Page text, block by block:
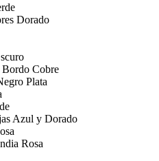
Dorado
Cobre
Plata
Azul y Dorado
Rosa